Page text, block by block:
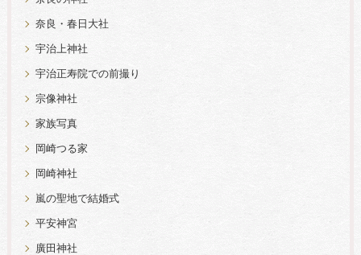
奈良・春日大社
宇治上神社
宇治正寿院での前撮り
宗像神社
家族写真
岡崎つる家
岡崎神社
嵐の聖地で結婚式
平安神宮
廣田神社